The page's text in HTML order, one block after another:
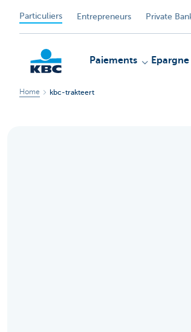
Particuliers Entrepreneurs Private
Paiements Epargne
Home kbc-trakteert